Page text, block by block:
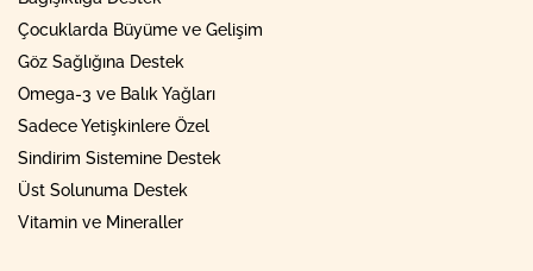
Çocuklarda Büyüme ve Gelişim
Göz Sağlığına Destek
Omega-3 ve Balık Yağları
Sadece Yetişkinlere Özel
Sindirim Sistemine Destek
Üst Solunuma Destek
Vitamin ve Mineraller